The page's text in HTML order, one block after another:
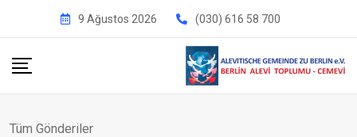
9 Ağustos 2026 (030) 616 58 700
Tüm Gönderiler